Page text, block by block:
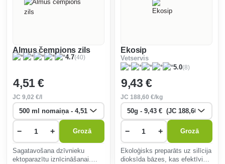
Almus čempions zils
4.7(40)
4,51 €
JC9,02 €/l
− + Grozā
Sagatavošana dzīvnieku
ektoparazītu iznīcināšanai.
Ekosip
Vetservis
5.0(8)
9,43 €
JC 188,60 €/kg
− + Grozā
Ekoloģisks preparāts uz silīcija
dioksīda bāzes, kas efektīvi